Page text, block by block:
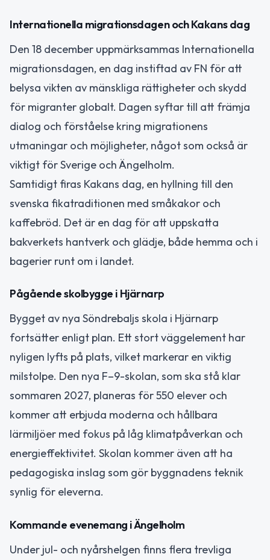
Internationella migrationsdagen och Kakans dag
Den 18 december uppmärksammas Internationella
migrationsdagen, en dag instiftad av FN för att
belysa vikten av mänskliga rättigheter och skydd
för migranter globalt. Dagen syftar till att främja
dialog och förståelse kring migrationens
utmaningar och möjligheter, något som också är
viktigt för Sverige och Ängelholm.
Samtidigt firas Kakans dag, en hyllning till den
svenska fikatraditionen med småkakor och
kaffebröd. Det är en dag för att uppskatta
bakverkets hantverk och glädje, både hemma och i
bagerier runt om i landet.
Pågående skolbygge i Hjärnarp
Bygget av nya Söndrebaljs skola i Hjärnarp
fortsätter enligt plan. Ett stort väggelement har
nyligen lyfts på plats, vilket markerar en viktig
milstolpe. Den nya F–9-skolan, som ska stå klar
sommaren 2027, planeras för 550 elever och
kommer att erbjuda moderna och hållbara
lärmiljöer med fokus på låg klimatpåverkan och
energieffektivitet. Skolan kommer även att ha
pedagogiska inslag som gör byggnadens teknik
synlig för eleverna.
Kommande evenemang i Ängelholm
Under jul- och nyårshelgen finns flera trevliga